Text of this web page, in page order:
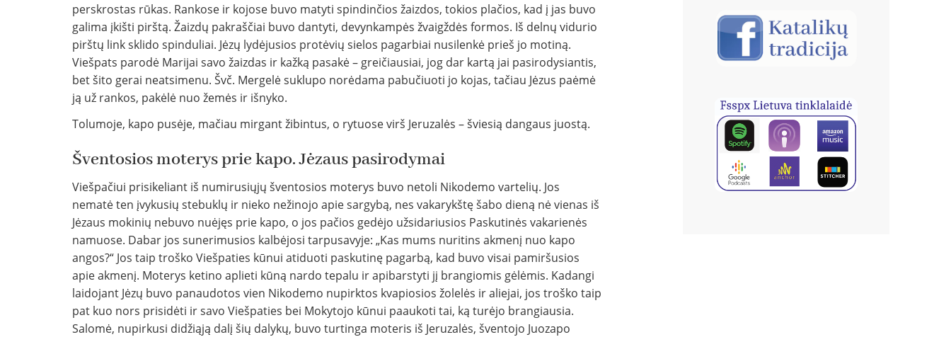
perskrostas rūkas. Rankose ir kojose buvo matyti spindinčios žaizdos, tokios plačios, kad į jas buvo
galima įkišti pirštą. Žaizdų pakraščiai buvo dantyti, devynkampės žvaigždės formos. Iš delnų vidurio
pirštų link sklido spinduliai. Jėzų lydėjusios protėvių sielos pagarbiai nusilenkė prieš jo motiną.
Viešpats parodė Marijai savo žaizdas ir kažką pasakė – greičiausiai, jog dar kartą jai pasirodysiantis,
bet šito gerai neatsimenu. Švč. Mergelė suklupo norėdama pabučiuoti jo kojas, tačiau Jėzus paėmė
ją už rankos, pakėlė nuo žemės ir išnyko.
Tolumoje, kapo pusėje, mačiau mirgant žibintus, o rytuose virš Jeruzalės – šviesią dangaus juostą.
Šventosios moterys prie kapo. Jėzaus pasirodymai
Viešpačiui prisikeliant iš numirusiųjų šventosios moterys buvo netoli Nikodemo vartelių. Jos
nematė ten įvykusių stebuklų ir nieko nežinojo apie sargybą, nes vakarykštę šabo dieną nė vienas iš
Jėzaus mokinių nebuvo nuėjęs prie kapo, o jos pačios gedėjo užsidariusios Paskutinės vakarienės
namuose. Dabar jos sunerimusios kalbėjosi tarpusavyje: „Kas mums nuritins akmenį nuo kapo
angos?“ Jos taip troško Viešpaties kūnui atiduoti paskutinę pagarbą, kad buvo visai pamiršusios
apie akmenį. Moterys ketino aplieti kūną nardo tepalu ir apibarstyti jį brangiomis gėlėmis. Kadangi
laidojant Jėzų buvo panaudotos vien Nikodemo nupirktos kvapiosios žolelės ir aliejai, jos troško taip
pat kuo nors prisidėti ir savo Viešpaties bei Mokytojo kūnui paaukoti tai, ką turėjo brangiausia.
Salomė, nupirkusi didžiąją dalį šių dalykų, buvo turtinga moteris iš Jeruzalės, šventojo Juozapo